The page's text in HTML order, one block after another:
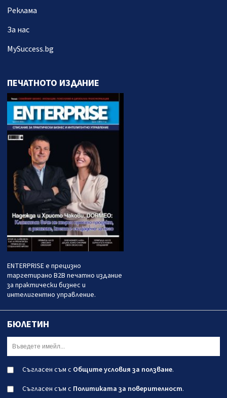
Реклама
За нас
MySuccess.bg
ПЕЧАТНОТО ИЗДАНИЕ
ENTERPRISE е прецизно
таргетирано B2B печатно издание
за практически бизнес и
интелигентно управление.
БЮЛЕТИН
Съгласен съм с Общите условия за ползване.
Съгласен съм с Политиката за поверителност.